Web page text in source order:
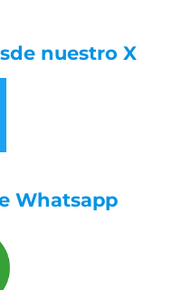
nuestro X
Whatsapp